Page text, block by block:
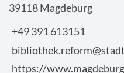
39118 Magdeburg
+49 391 613151
https://